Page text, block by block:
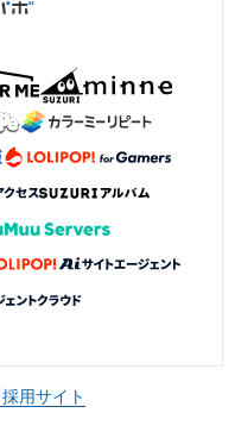
採用サイト